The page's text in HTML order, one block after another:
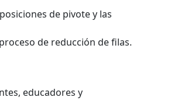
de pivote y las
de reducción de filas.
educadores y